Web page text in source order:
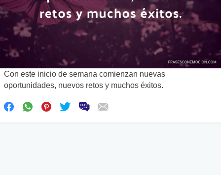
Con este inicio de semana comienzan nuevas
oportunidades, nuevos retos y muchos éxitos.